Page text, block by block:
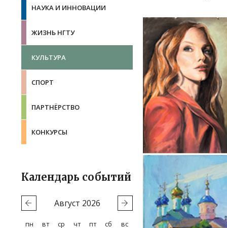
НАУКА И ИННОВАЦИИ
ЖИЗНЬ НГТУ
КУЛЬТУРА
СПОРТ
ПАРТНЁРСТВО
КОНКУРСЫ
Календарь событий
Август 2026
пн вт ср чт пт сб
вс